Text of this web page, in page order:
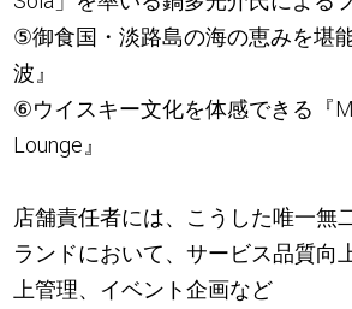
⑤御食国・淡路島の海の恵みを堪
波』
⑥ウイスキー文化を体感できる『
Lounge』
店舗責任者には、こうした唯一無
ランドにおいて、サービス品質向
上管理、イベント企画など